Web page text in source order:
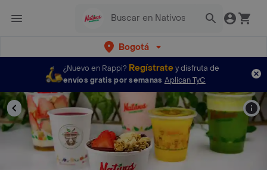
Bogotá
¿Nuevo en Rappi? Regístratey disfruta de
envíos gratis por semanas Aplican TyC